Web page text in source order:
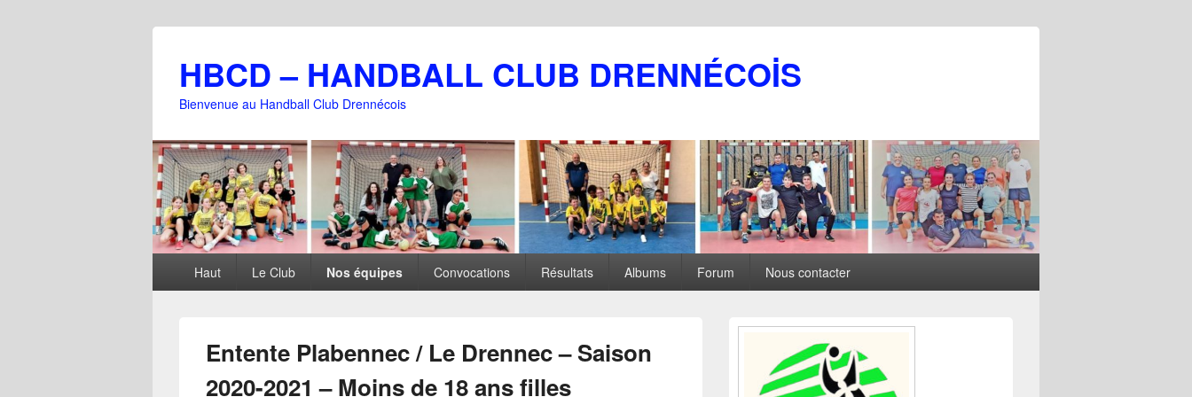
HBCD – HANDBALL CLUB DRENNÉCOİS
Bienvenue au Handball Club Drennécois
principalHaut Le Club Nos équipes Convocations Résultats Albums Forum Nous contacter
Entente Plabennec / Le Drennec – Saison
2020-2021 – Moins de 18 ans filles
Zone